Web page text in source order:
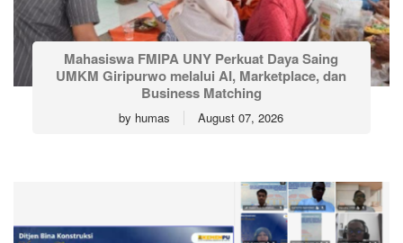
Mahasiswa FMIPA UNY Perkuat Daya Saing
UMKM Giripurwo melalui AI, Marketplace, dan
Business Matching
by humas August 07, 2026